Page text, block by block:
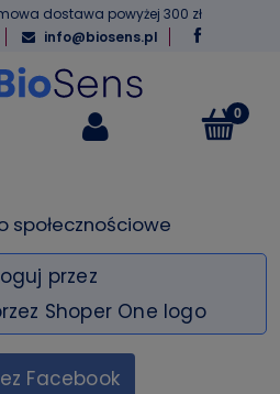
dostawa powyżej 300 zł
info@biosens.pl
społecznościowe
przez
Facebook